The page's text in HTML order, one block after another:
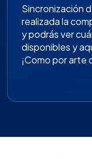
Sincronización
realizada la
y podrás ver
disponibles y
¡Como por arte